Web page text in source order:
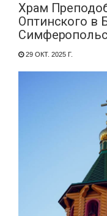
Храм
Оптинского в
29 ОКТ. 2025 Г.